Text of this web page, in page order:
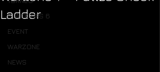
BLACK OPS 6
EVENT
WARZONE
NEWS
Ladder